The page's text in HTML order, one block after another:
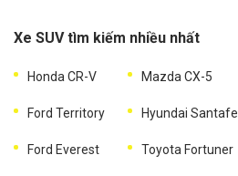
Xe SUV tìm kiếm nhiều nhất
Honda CR-V Mazda CX-5
Ford Territory Hyundai Santafe
Ford Everest Toyota Fortuner